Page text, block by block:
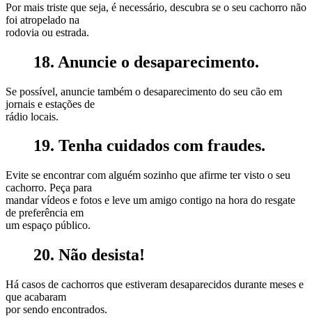
Por mais triste que seja, é necessário, descubra se o seu cachorro não
foi atropelado na
rodovia ou estrada.
18. Anuncie o desaparecimento.
Se possível, anuncie também o desaparecimento do seu cão em
jornais e estações de
rádio locais.
19. Tenha cuidados com fraudes.
Evite se encontrar com alguém sozinho que afirme ter visto o seu
cachorro. Peça para
mandar vídeos e fotos e leve um amigo contigo na hora do resgate
de preferência em
um espaço público.
20. Não desista!
Há casos de cachorros que estiveram desaparecidos durante meses e
que acabaram
por sendo encontrados.